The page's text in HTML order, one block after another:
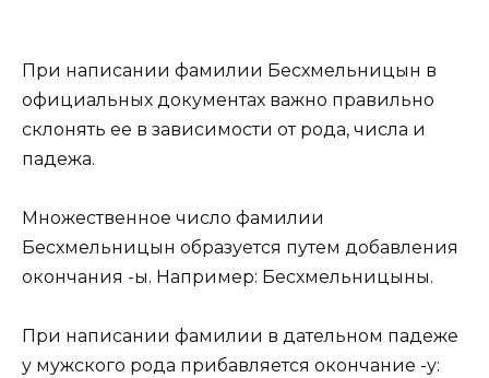
При написании фамилии Бесхмельницын в
официальных документах важно правильно
склонять ее в зависимости от рода, числа и
падежа.
Множественное число фамилии
Бесхмельницын образуется путем добавления
окончания -ы. Например: Бесхмельницыны.
При написании фамилии в дательном падеже
у мужского рода прибавляется окончание -у: